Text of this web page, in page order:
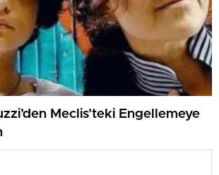
Meclis’teki Engellemeye